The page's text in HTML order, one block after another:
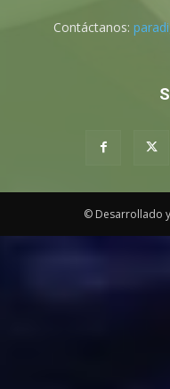
Contáctanos:
© Desarrollado